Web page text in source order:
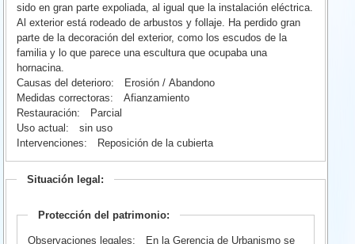
sido en gran parte expoliada, al igual que la instalación eléctrica.
Al exterior está rodeado de arbustos y follaje. Ha perdido gran
parte de la decoración del exterior, como los escudos de la
familia y lo que parece una escultura que ocupaba una
hornacina.
Causas del deterioro:
Erosión / Abandono
Medidas correctoras:
Afianzamiento
Restauración:
Parcial
Uso actual:
sin uso
Intervenciones:
Reposición de la cubierta
Situación legal:
Protección del patrimonio:
Observaciones legales:
En la Gerencia de Urbanismo se